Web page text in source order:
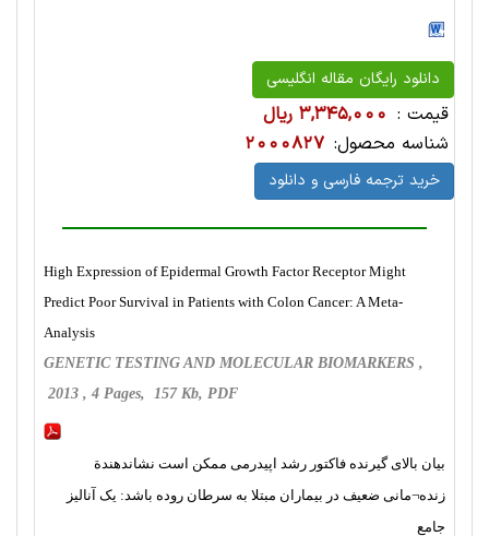
دانلود رایگان مقاله انگلیسی
قیمت : 3,345,000 ریال
شناسه محصول: 2000827
خرید ترجمه فارسی و دانلود
High Expression of Epidermal Growth Factor Receptor Might
Predict Poor Survival in Patients with Colon Cancer: A Meta-
Analysis
GENETIC TESTING AND MOLECULAR BIOMARKERS ,
2013 , 4 Pages, 157 Kb, PDF
بیان بالای گیرنده فاکتور رشد اپیدرمی ممکن است نشاندهندة
زنده¬مانی ضعیف در بیماران مبتلا به سرطان روده باشد: یک آنالیز
جامع